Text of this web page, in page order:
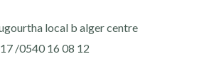
local b alger centre
/0540 16 08 12